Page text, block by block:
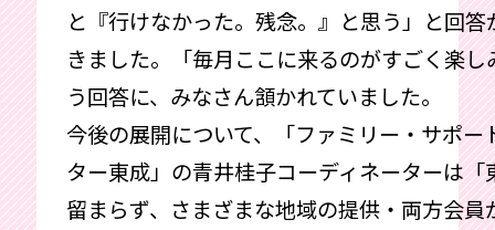
と『行けなかった。残念。』と思う」と回答
きました。「毎月ここに来るのがすごく楽し
う回答に、みなさん頷かれていました。
今後の展開について、「ファミリー・サポー
ター東成」の青井桂子コーディネーターは「
留まらず、さまざまな地域の提供・両方会員